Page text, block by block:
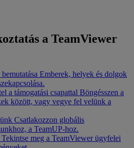
a TeamViewer
Emberek, helyek és dolgok
a támogatási csapattal Böngésszen a
között, vagy vegye fel velünk a
Csatlakozzon globális
a TeamUP-hoz.
Tekintse meg a TeamViewer ügyfelei